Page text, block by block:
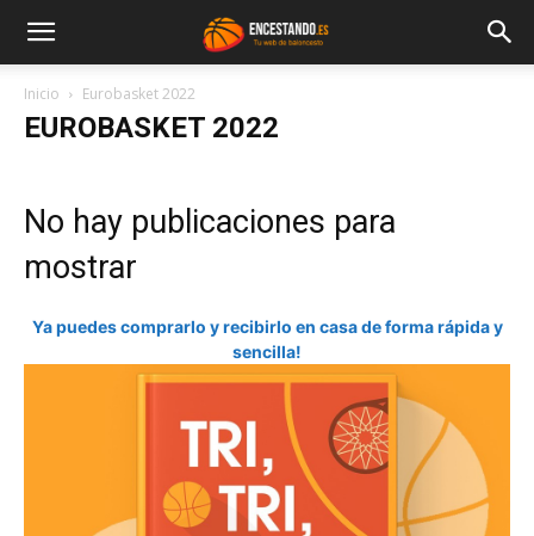
Inicio Eurobasket 2022
EUROBASKET 2022
No hay publicaciones para
mostrar
Ya puedes comprarlo y recibirlo en casa de forma rápida y
sencilla!